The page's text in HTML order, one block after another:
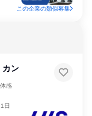
この企業の類似募集
カン
感
1日